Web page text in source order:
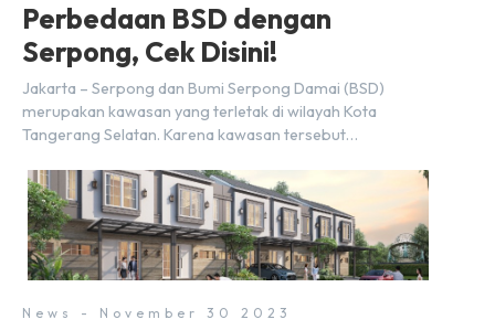
Perbedaan BSD dengan
Serpong, Cek Disini!
Jakarta – Serpong dan Bumi Serpong Damai (BSD)
merupakan kawasan yang terletak di wilayah Kota
Tangerang Selatan. Karena kawasan tersebut
kita yang mengira kedua wilayah ini merupakan tempat
yang sama. Padahal anggapan tersebut kurang tepat.
Sebab Serpong dan BSD merupakan dua kawasan yang
berbeda. Berikut penjelasannya. Baca Juga: […]
News - November 30 2023